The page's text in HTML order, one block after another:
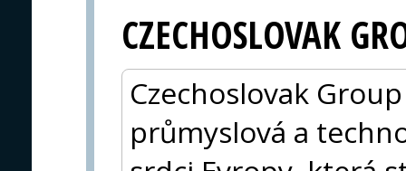
CZECHOSLOVAK
Czechoslovak
průmyslová a